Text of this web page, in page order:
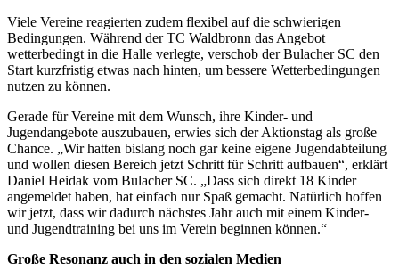
Viele Vereine reagierten zudem flexibel auf die schwierigen
Bedingungen. Während der TC Waldbronn das Angebot
wetterbedingt in die Halle verlegte, verschob der Bulacher SC den
Start kurzfristig etwas nach hinten, um bessere Wetterbedingungen
nutzen zu können.
Gerade für Vereine mit dem Wunsch, ihre Kinder- und
Jugendangebote auszubauen, erwies sich der Aktionstag als große
Chance. „Wir hatten bislang noch gar keine eigene Jugendabteilung
und wollen diesen Bereich jetzt Schritt für Schritt aufbauen“, erklärt
Daniel Heidak vom Bulacher SC. „Dass sich direkt 18 Kinder
angemeldet haben, hat einfach nur Spaß gemacht. Natürlich hoffen
wir jetzt, dass wir dadurch nächstes Jahr auch mit einem Kinder-
und Jugendtraining bei uns im Verein beginnen können.“
Große Resonanz auch in den sozialen Medien